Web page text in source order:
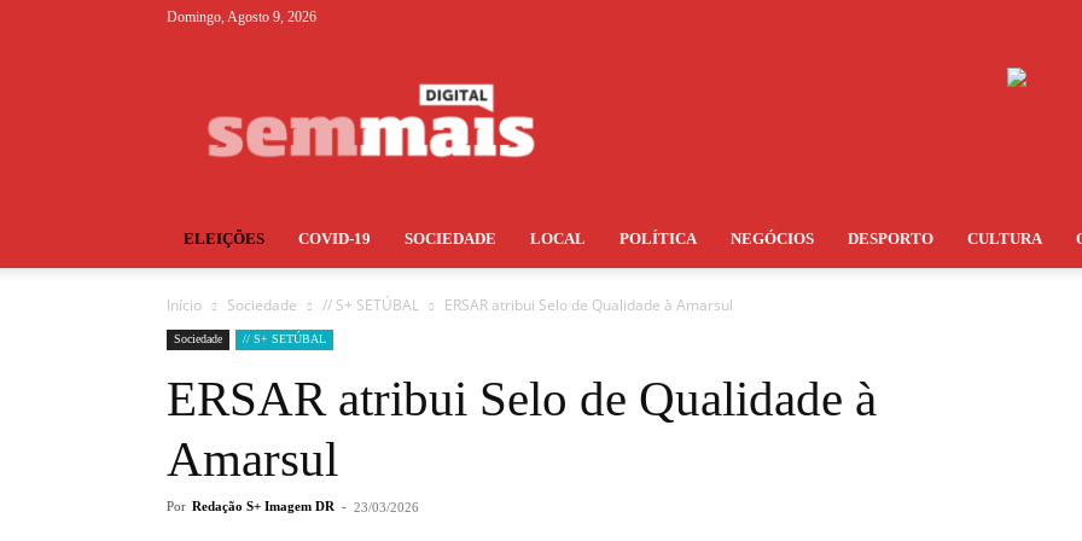
Domingo, Agosto 9, 2026
ELEIÇÕES COVID-19 SOCIEDADE LOCAL POLÍTICA NEGÓCIOS DESPORTO CULTURA
Início Sociedade // S+ SETÚBAL ERSAR atribui Selo de Qualidade à Amarsul
Sociedade // S+ SETÚBAL
ERSAR atribui Selo de Qualidade à
Amarsul
Por Redação S+ Imagem DR - 23/03/2026